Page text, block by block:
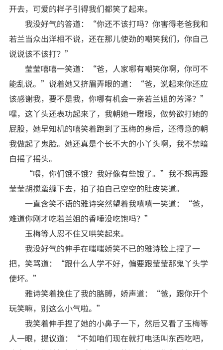
开去，可爱的样子引得我们都笑了起来。
我没好气的答道：“你还不该打吗？你害得老爸我和
若兰当众出洋相不说，还在那儿使劲的嘲笑我们，你自己
说说该不该打？”
莹莹嘻嘻一笑道：“爸，人家哪有嘲笑你啊，你可不
能乱说。”说着她又挤眉弄眼的道：“爸，说起来你还应
该感谢我，要不是我，你哪有机会一亲若兰姐的芳泽？”
嘿，这丫头还表功起来了，我朝她一瞪眼，做势欲打她的
屁股，她早知机的嘻笑着跑到了玉梅的身后，还得意的朝
我做起了鬼脸。她还真是个长不大的小丫头啊，我不禁暗
自摇了摇头。
“喂，你们饿不饿？我好像有些饿了。”我不想再跟
莹莹胡搅蛮缠下去，拍了拍自己空空的肚皮笑道。
一直含笑不语的雅诗突然望着我嘻嘻一笑道：“爸，
难道你刚才吃若兰姐的香唾没吃饱吗？”
玉梅等人忍不住又哄笑起来。
我没好气的伸手在嗤嗤娇笑不已的雅诗脸上捏了一
把，笑骂道：“跟什么人学不好，偏要跟莹莹那鬼丫头学
使坏。”
雅诗笑着挽住了我的胳膊，娇声道：“爸，跟你开个
玩笑嘛，别这么小气啦。”
我笑着伸手捏了她的小鼻子一下，然后又看了玉梅等
人一眼，提议道：“不如咱们现在就打电话叫东西吃吧，